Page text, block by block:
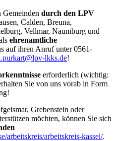
durch den LPV
Calden, Breuna,
Vellmar, Naumburg und
ehrenamtliche
auf ihren Anruf unter 0561-
lkks.de!
erforderlich (wichtig:
Sie von uns vorab in Form
Grebenstein oder
möchten, können Sie sich
arbeitskreis/arbeitskreis-kassel/.